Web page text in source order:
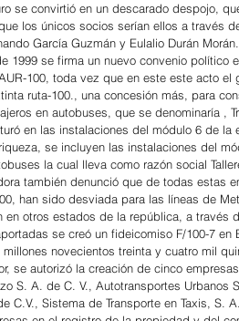
se convirtió en un descarado despojo,
los únicos socios serían ellos a través
García Guzmán y Eulalio Durán
1999 se firma un nuevo convenio político
100, toda vez que en este este acto
ruta-100., una concesión más, para
en autobuses, que se denominaría ,
en las instalaciones del módulo 6 de la
se incluyen las instalaciones del
la cual lleva como razón social
también denunció que de todas estas
han sido desviada para las líneas de
en otros estados de la república, a través
se creó un fideicomiso F/100-7 en
novecientos treinta y cuatro mil
se autorizó la creación de cinco
S. A. de C. V., Autotransportes Urbanos
C.V., Sistema de Transporte en Taxis, S.